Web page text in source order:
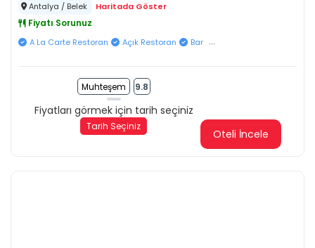
Antalya / Belek Haritada Göster
Fiyatı Sorunuz
A La Carte Restoran Açık Restoran Bar ...
Muhteşem 9.8
Fiyatları görmek için tarih seçiniz
Tarih Seçiniz
Oteli İncele